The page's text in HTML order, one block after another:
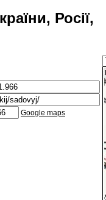
Росії,
Google maps